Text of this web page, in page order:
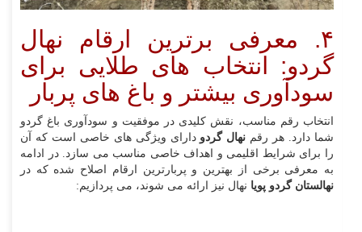
۴. معرفی برترین ارقام نهال
گردو: انتخاب‌ های طلایی برای
سودآوری بیشتر و باغ‌ های پربار
انتخاب رقم مناسب، نقش کلیدی در موفقیت و سودآوری باغ گردو
شما دارد. هر رقم نهال گردو دارای ویژگی‌ های خاصی است که آن
را برای شرایط اقلیمی و اهداف خاصی مناسب می‌ سازد. در ادامه
به معرفی برخی از بهترین و پربارترین ارقام اصلاح شده که در
نهالستان گردو پویا نهال نیز ارائه می‌ شوند، می‌ پردازیم: